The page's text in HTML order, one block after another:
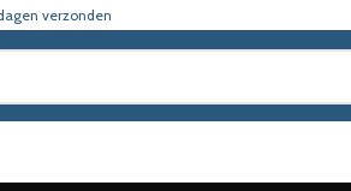
verzonden